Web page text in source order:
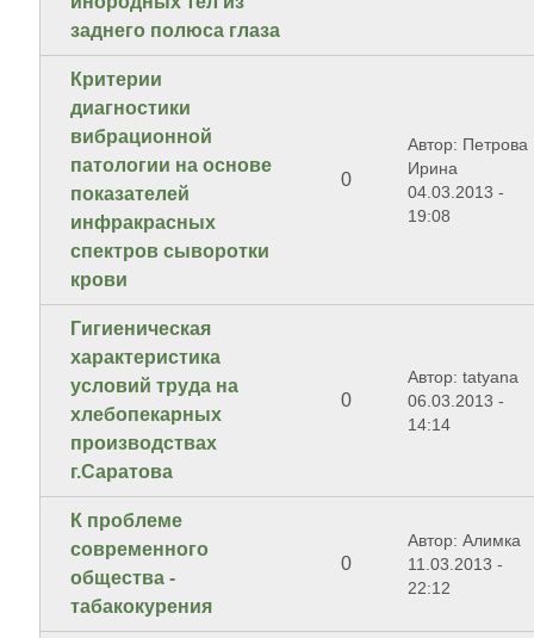
заднего полюса глаза
Критерии
диагностики
вибрационной
патологии на основе
показателей
инфракрасных
спектров сыворотки
крови
0
Автор: Петрова
Ирина
04.03.2013 -
19:08
Гигиеническая
характеристика
условий труда на
хлебопекарных
производствах
г.Саратова
0
Автор: tatyana
06.03.2013 -
14:14
К проблеме
современного
общества -
табакокурения
0
Автор: Алимка
11.03.2013 -
22:12